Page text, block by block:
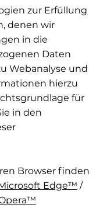
zur Erfüllung
denen wir
in die
Daten
Webanalyse und
hierzu
für
in den
Browser finden
Edge™ /